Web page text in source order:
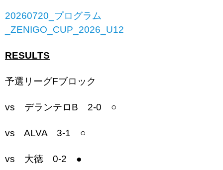
20260720_プログラム
_ZENIGO_CUP_2026_U12
RESULTS
予選リーグFブロック
vs デランテロB 2-0 ○
vs ALVA 3-1 ○
vs 大徳 0-2 ●